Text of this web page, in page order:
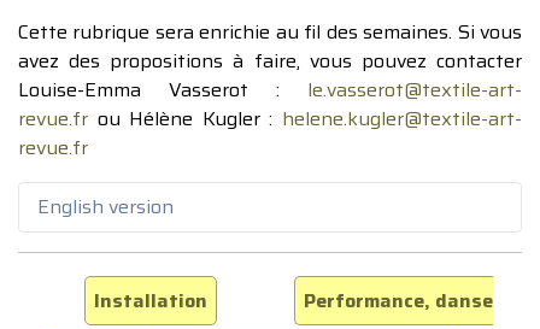
Cette rubrique sera enrichie au fil des semaines. Si vous
avez des propositions à faire, vous pouvez contacter
Louise-Emma Vasserot : le.vasserot@textile-art-
revue.fr ou Hélène Kugler : helene.kugler@textile-art-
revue.fr
English version
Installation
Performance, danse